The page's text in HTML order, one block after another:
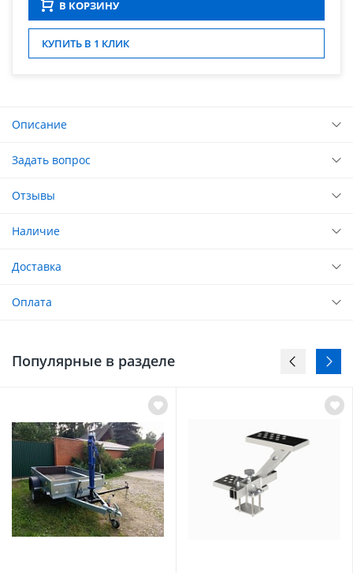
В КОРЗИНУ
КУПИТЬ В 1 КЛИК
Описание
Задать вопрос
Отзывы
Наличие
Доставка
Оплата
Популярные в разделе